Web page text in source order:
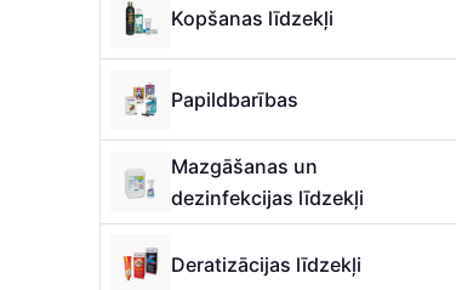
Kopšanas līdzekļi
Papildbarības
Mazgāšanas un
dezinfekcijas līdzekļi
Deratizācijas līdzekļi